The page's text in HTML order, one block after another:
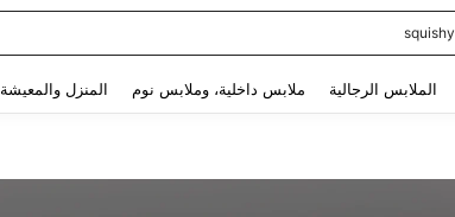
squishy
الملابس الرجالية ملابس داخلية، وملابس نوم المنزل والمعيشة